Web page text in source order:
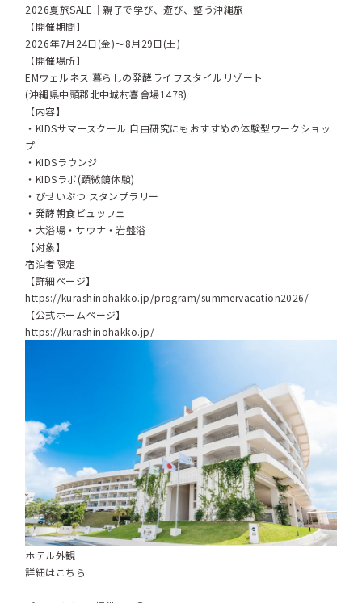
2026夏旅SALE｜親子で学び、遊び、整う沖縄旅
【開催期間】
2026年7月24日(金)～8月29日(土)
【開催場所】
EMウェルネス 暮らしの発酵ライフスタイルリゾート
(沖縄県中頭郡北中城村喜舎場1478)
【内容】
・KIDSサマースクール 自由研究にもおすすめの体験型ワークショッ
プ
・KIDSラウンジ
・KIDSラボ(顕微鏡体験)
・びせいぶつ スタンプラリー
・発酵朝食ビュッフェ
・大浴場・サウナ・岩盤浴
【対象】
宿泊者限定
【詳細ページ】
https://kurashinohakko.jp/program/summervacation2026/
【公式ホームページ】
https://kurashinohakko.jp/
ホテル外観
詳細はこちら